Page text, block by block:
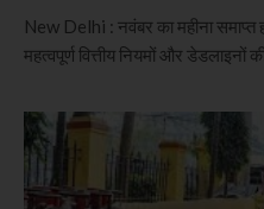
New Delhi : नवंबर का महीना
महत्वपूर्ण वित्तीय नियमों और डेडलाइनों